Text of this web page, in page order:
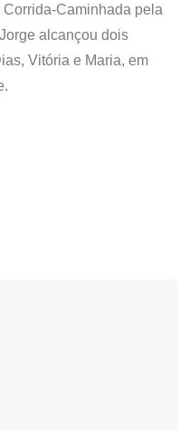
Corrida-Caminhada pela
alcançou dois
Vitória e Maria, em